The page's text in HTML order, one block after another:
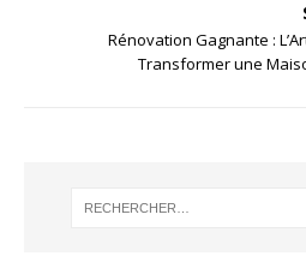
Rénovation Gagnante :
Transformer une